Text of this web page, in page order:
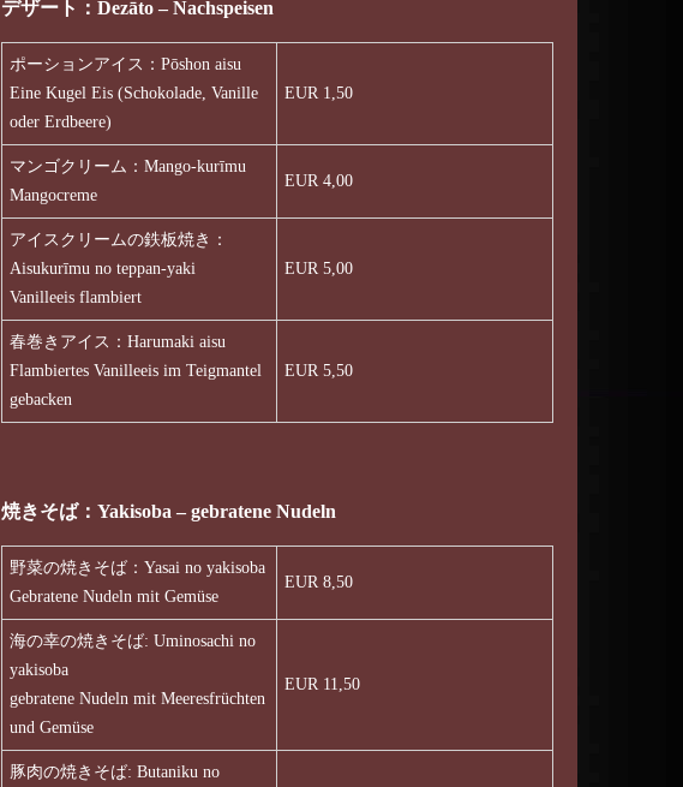
デザート：Dezāto – Nachspeisen
ポーションアイス：Pōshon aisu
Eine Kugel Eis (Schokolade, Vanille
oder Erdbeere)
EUR 1,50
マンゴクリーム：Mango-kurīmu
Mangocreme
EUR 4,00
アイスクリームの鉄板焼き：
Aisukurīmu no teppan-yaki
Vanilleeis flambiert
EUR 5,00
春巻きアイス：Harumaki aisu
Flambiertes Vanilleeis im Teigmantel
gebacken
EUR 5,50
焼きそば：Yakisoba – gebratene Nudeln
野菜の焼きそば：Yasai no yakisoba
Gebratene Nudeln mit Gemüse
EUR 8,50
海の幸の焼きそば: Uminosachi no
yakisoba
gebratene Nudeln mit Meeresfrüchten
und Gemüse
EUR 11,50
豚肉の焼きそば: Butaniku no